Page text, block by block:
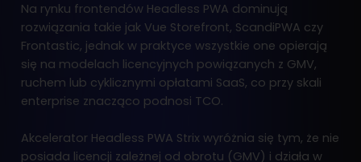
Na rynku frontendów Headless PWA dominują
rozwiązania takie jak Vue Storefront, ScandiPWA czy
Frontastic, jednak w praktyce wszystkie one opierają
się na modelach licencyjnych powiązanych z GMV,
ruchem lub cyklicznymi opłatami SaaS, co przy skali
enterprise znacząco podnosi TCO.
Akcelerator Headless PWA Strix wyróżnia się tym, że nie
posiada licencji zależnej od obrotu (GMV) i działa w